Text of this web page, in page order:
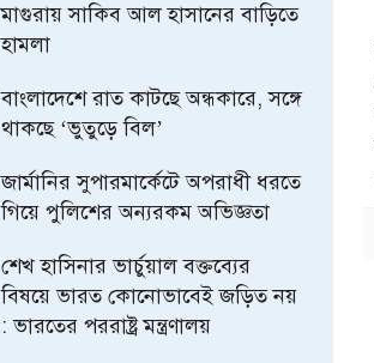
মাগুরায় সাকিব আল হাসানের বাড়িতে
হামলা
বাংলাদেশে রাত কাটছে অন্ধকারে, সঙ্গে
থাকছে ‘ভুতুড়ে বিল’
জার্মানির সুপারমার্কেটে অপরাধী ধরতে
গিয়ে পুলিশের অন্যরকম অভিজ্ঞতা
শেখ হাসিনার ভার্চুয়াল বক্তব্যের
বিষয়ে ভারত কোনোভাবেই জড়িত নয়
: ভারতের পররাষ্ট্র মন্ত্রণালয়